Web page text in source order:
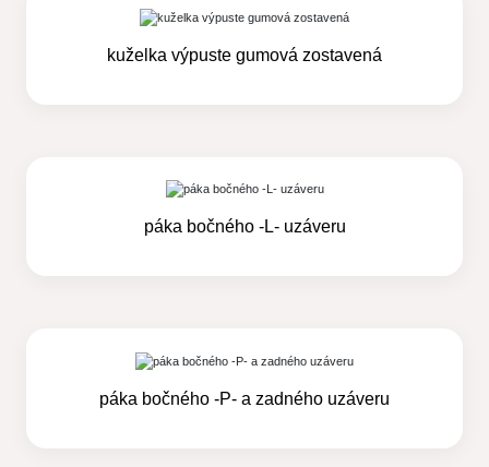
kuželka výpuste gumová zostavená
páka bočného -L- uzáveru
páka bočného -P- a zadného uzáveru